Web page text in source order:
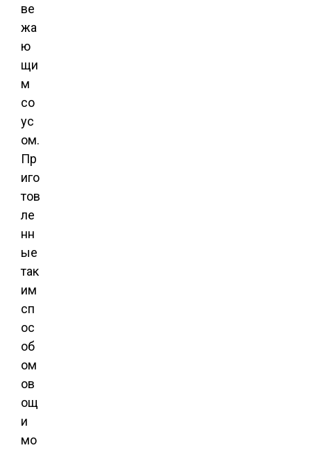
ве
жа
ю
щи
м
со
ус
ом.
Пр
иго
тов
ле
нн
ые
так
им
сп
ос
об
ом
ов
ощ
и
мо